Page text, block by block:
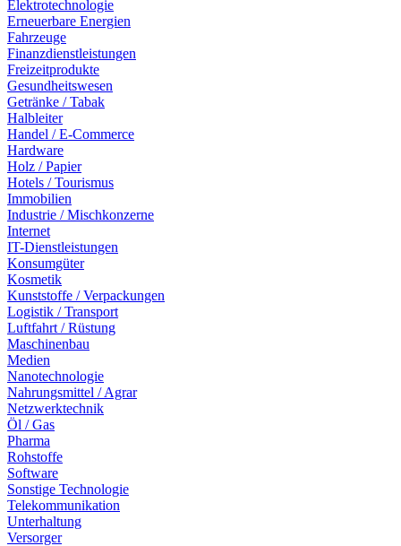
Elektrotechnologie
Erneuerbare Energien
Fahrzeuge
Finanzdienstleistungen
Freizeitprodukte
Gesundheitswesen
Getränke / Tabak
Halbleiter
Handel / E-Commerce
Hardware
Holz / Papier
Hotels / Tourismus
Immobilien
Industrie / Mischkonzerne
Internet
IT-Dienstleistungen
Konsumgüter
Kosmetik
Kunststoffe / Verpackungen
Logistik / Transport
Luftfahrt / Rüstung
Maschinenbau
Medien
Nanotechnologie
Nahrungsmittel / Agrar
Netzwerktechnik
Öl / Gas
Pharma
Rohstoffe
Software
Sonstige Technologie
Telekommunikation
Unterhaltung
Versorger